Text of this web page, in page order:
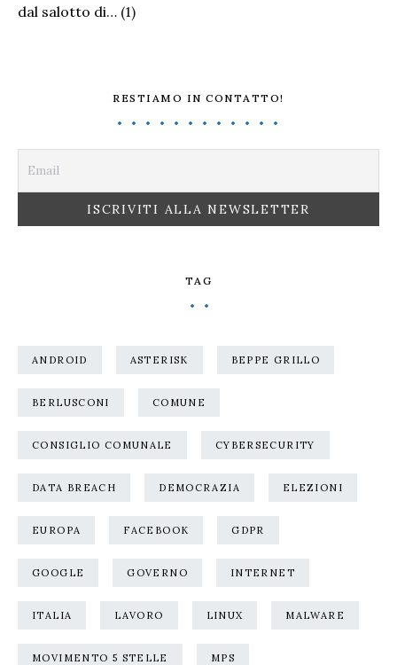
dal salotto di… (1)
RESTIAMO IN CONTATTO!
TAG
ANDROID ASTERISK BEPPE GRILLO
BERLUSCONI COMUNE
CONSIGLIO COMUNALE CYBERSECURITY
DATA BREACH DEMOCRAZIA ELEZIONI
EUROPA FACEBOOK GDPR
GOOGLE GOVERNO INTERNET
ITALIA LAVORO LINUX MALWARE
MOVIMENTO 5 STELLE MPS